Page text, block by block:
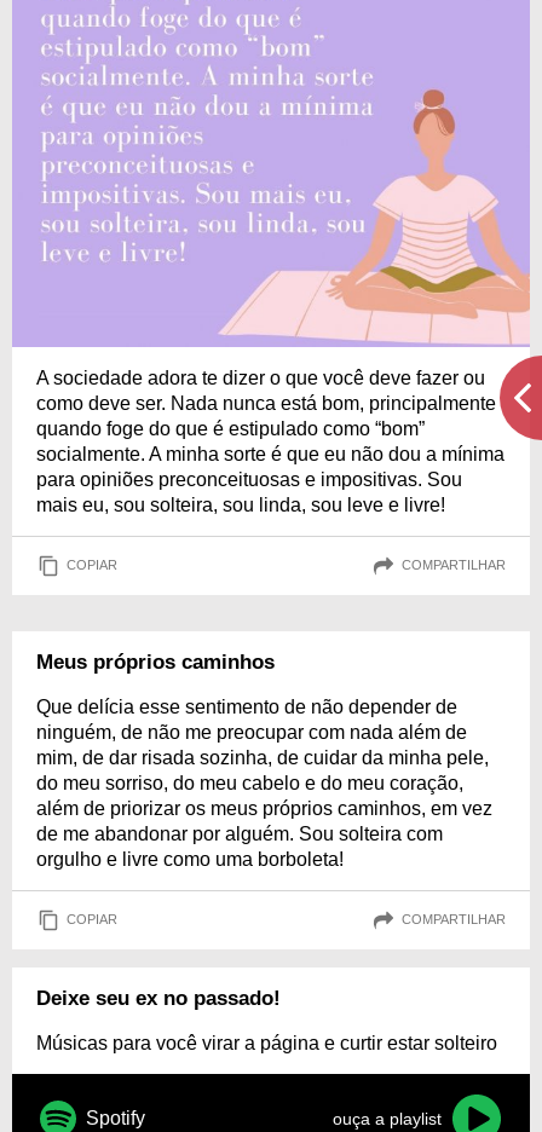
A sociedade adora te dizer o que você deve fazer ou
como deve ser. Nada nunca está bom, principalmente
quando foge do que é estipulado como “bom”
socialmente. A minha sorte é que eu não dou a mínima
para opiniões preconceituosas e impositivas. Sou
mais eu, sou solteira, sou linda, sou leve e livre!
COPIAR COMPARTILHAR
Meus próprios caminhos
Que delícia esse sentimento de não depender de
ninguém, de não me preocupar com nada além de
mim, de dar risada sozinha, de cuidar da minha pele,
do meu sorriso, do meu cabelo e do meu coração,
além de priorizar os meus próprios caminhos, em vez
de me abandonar por alguém. Sou solteira com
orgulho e livre como uma borboleta!
COPIAR COMPARTILHAR
Deixe seu ex no passado!
Músicas para você virar a página e curtir estar solteiro
Spotify ouça a playlist